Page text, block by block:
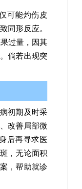
可能灼伤皮
同形反应。
过量，因其
倘若出现突
初期及时采
改善局部微
后再寻求医
，无论面积
，帮助就诊